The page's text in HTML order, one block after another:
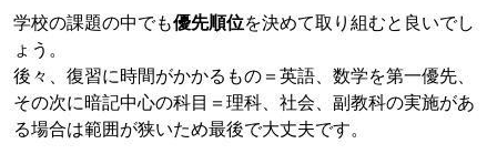
学校の課題の中でも優先順位を決めて取り組むと良いでし
ょう。
後々、復習に時間がかかるもの＝英語、数学を第一優先、
その次に暗記中心の科目＝理科、社会、副教科の実施があ
る場合は範囲が狭いため最後で大丈夫です。